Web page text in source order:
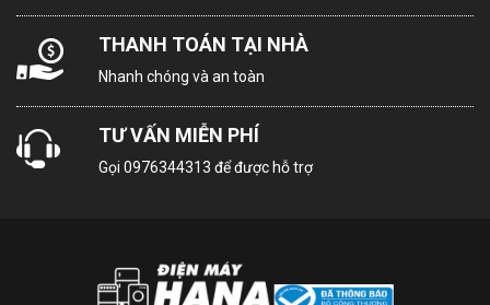
THANH TOÁN TẠI NHÀ
Nhanh chóng và an toàn
TƯ VẤN MIỄN PHÍ
Gọi 0976344313 để được hỗ trợ